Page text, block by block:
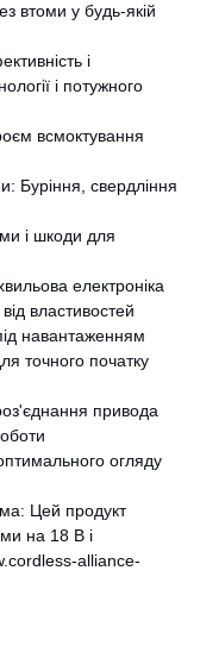
втоми у будь-якій
і
і потужного
всмоктування
Буріння, свердління
і шкоди для
електроніка
властивостей
навантаженням
точного початку
привода
огляду
Цей продукт
на 18 В і
alliance-